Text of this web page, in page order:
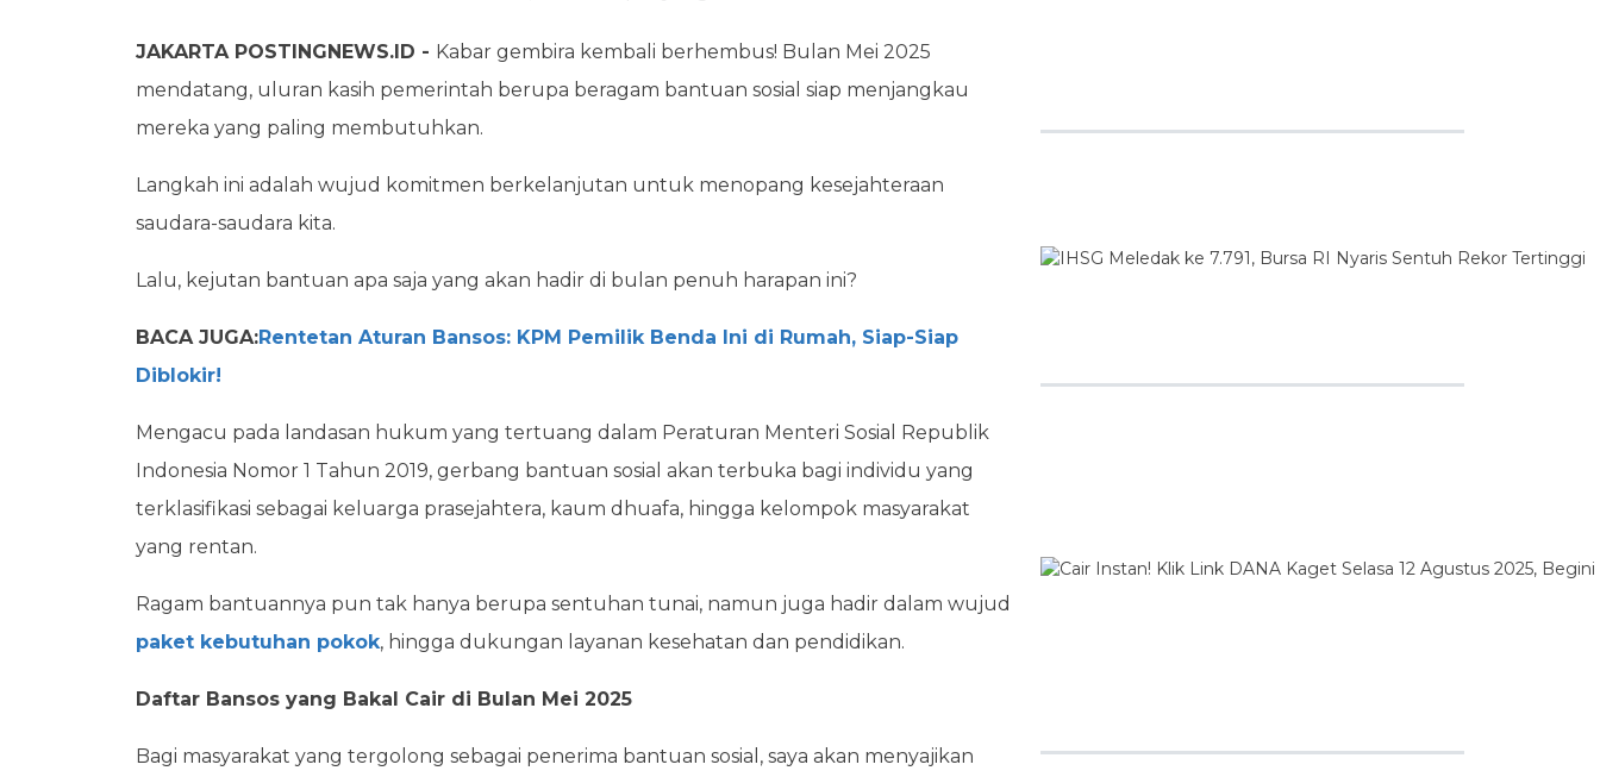
JAKARTA POSTINGNEWS.ID - Kabar gembira kembali berhembus! Bulan Mei 2025
mendatang, uluran kasih pemerintah berupa beragam bantuan sosial siap menjangkau
mereka yang paling membutuhkan.
Langkah ini adalah wujud komitmen berkelanjutan untuk menopang kesejahteraan
saudara-saudara kita.
Lalu, kejutan bantuan apa saja yang akan hadir di bulan penuh harapan ini?
BACA JUGA:Rentetan Aturan Bansos: KPM Pemilik Benda Ini di Rumah, Siap-Siap
Diblokir!
Mengacu pada landasan hukum yang tertuang dalam Peraturan Menteri Sosial Republik
Indonesia Nomor 1 Tahun 2019, gerbang bantuan sosial akan terbuka bagi individu yang
terklasifikasi sebagai keluarga prasejahtera, kaum dhuafa, hingga kelompok masyarakat
yang rentan.
Ragam bantuannya pun tak hanya berupa sentuhan tunai, namun juga hadir dalam wujud
paket kebutuhan pokok, hingga dukungan layanan kesehatan dan pendidikan.
Daftar Bansos yang Bakal Cair di Bulan Mei 2025
Bagi masyarakat yang tergolong sebagai penerima bantuan sosial, saya akan menyajikan